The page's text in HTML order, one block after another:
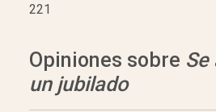
221
Opiniones sobre
un jubilado